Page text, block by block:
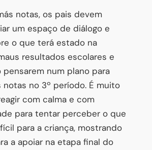
notas, os pais devem
um espaço de diálogo e
o que terá estado na
resultados escolares e
num plano para
notas no 3º período. É muito
com calma e com
para tentar perceber o que
para a criança, mostrando
a apoiar na etapa final do